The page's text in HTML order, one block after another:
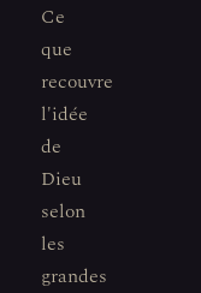
Ce
que
recouvre
l'idée
de
Dieu
selon
les
grandes